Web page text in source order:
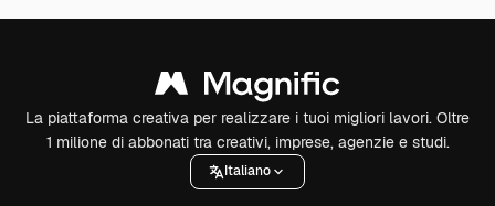
La piattaforma creativa per realizzare i tuoi migliori lavori. Oltre
1 milione di abbonati tra creativi, imprese, agenzie e studi.
Italiano